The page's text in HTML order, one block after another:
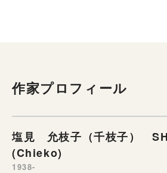
作家プロフィール
塩見 允枝子（千枝子）
(Chieko)
1938-